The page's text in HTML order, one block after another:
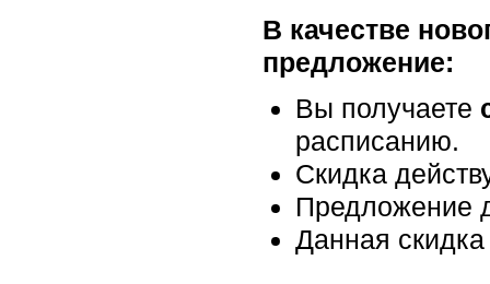
В качестве
предложение:
Вы получаете
расписанию.
Скидка
Предложение
Данная